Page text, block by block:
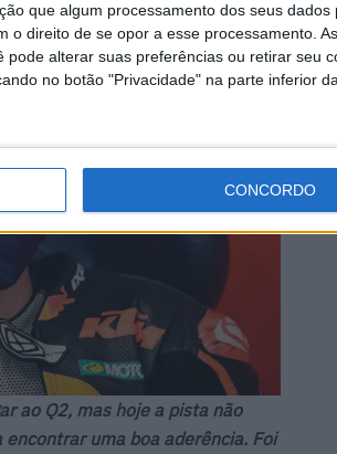
que algum processamento dos seus dados
o direito de se opor a esse processamento.
pode alterar suas preferências ou retirar seu
no botão "Privacidade" na parte inferior
CONCORDO
ao Q2, mas hoje a pista não
uma boa aderência. Foi